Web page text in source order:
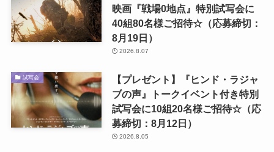
映画『戦場0地点』特別試写会に
40組80名様ご招待☆（応募締切：
8月19日）
2026.8.07
試写会
【プレゼント】『ヒンド・ラジャ
ブの声』トークイベント付き特別
試写会に10組20名様ご招待☆（応
募締切：8月12日）
2026.8.05